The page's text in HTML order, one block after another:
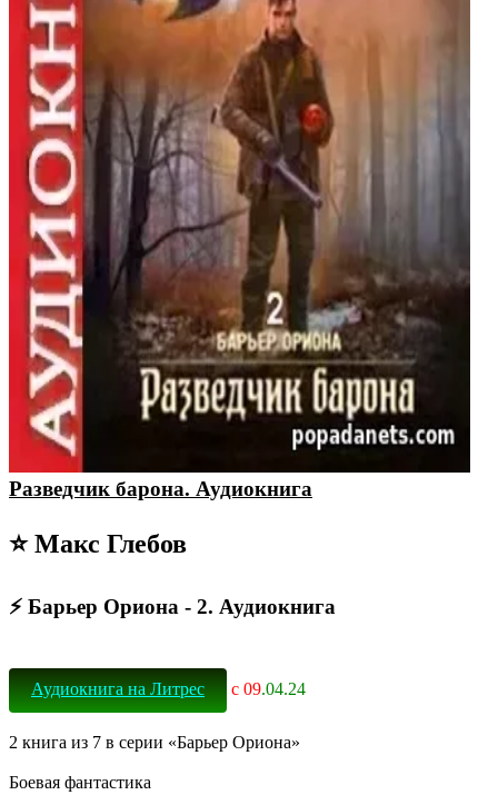
Разведчик барона. Аудиокнига
⭐ Макс Глебов
⚡ Барьер Ориона - 2. Аудиокнига
Аудиокнига на Литрес с 09.04.24
2 книга из 7 в серии «Барьер Ориона»
Боевая фантастика